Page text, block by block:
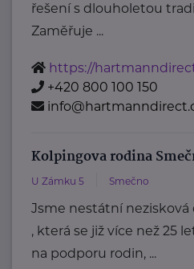
řešení s dlouholetou
Zaměřuje ...
https://
+420 800 100 150
Kolpingova rodina
U Zámku 5 Smečno
Jsme nestátní nezisková
, která se již více než 25
na podporu rodin, ...